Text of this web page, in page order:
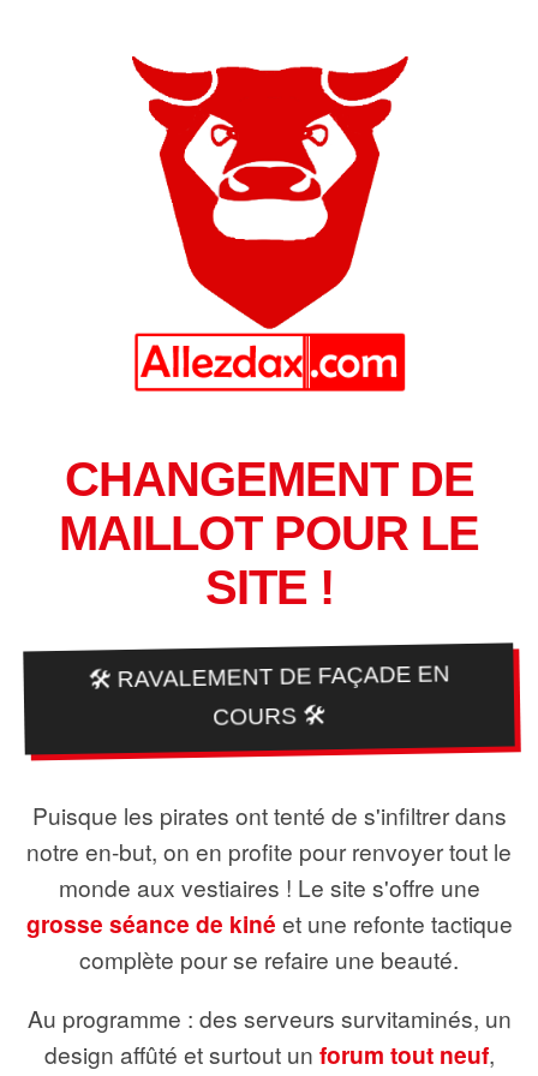
CHANGEMENT DE
MAILLOT POUR LE
SITE !
🛠️ RAVALEMENT DE FAÇADE EN
COURS 🛠️
Puisque les pirates ont tenté de s'infiltrer dans
notre en-but, on en profite pour renvoyer tout le
monde aux vestiaires ! Le site s'offre une
grosse séance de kiné et une refonte tactique
complète pour se refaire une beauté.
Au programme : des serveurs survitaminés, un
design affûté et surtout un forum tout neuf,